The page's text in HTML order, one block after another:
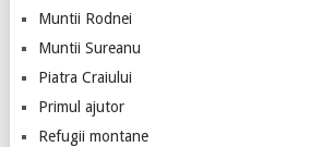
Muntii Rodnei
Muntii Sureanu
Piatra Craiului
Primul ajutor
Refugii montane